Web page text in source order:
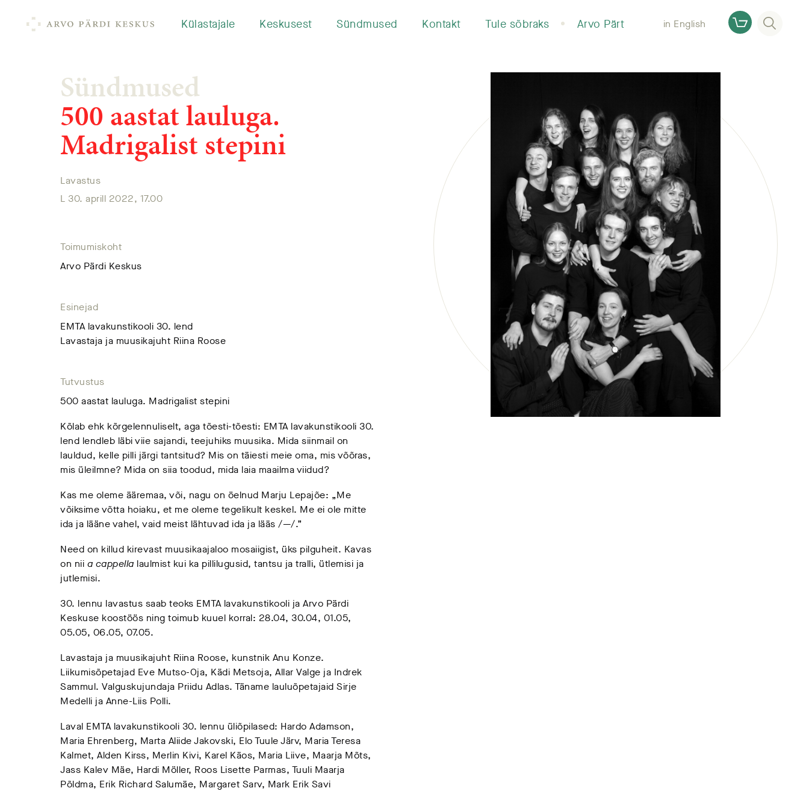
Külastajale Keskusest Sündmused Kontakt Tule sõbraks Arvo Pärt in English
Sündmused
500 aastat lauluga.
Madrigalist stepini
Lavastus
L 30. aprill 2022, 17.00
Toimumiskoht
Arvo Pärdi Keskus
Esinejad
EMTA lavakunstikooli 30. lend
Lavastaja ja muusikajuht Riina Roose
Tutvustus
500 aastat lauluga. Madrigalist stepini
Kõlab ehk kõrgelennuliselt, aga tõesti-tõesti: EMTA lavakunstikooli 30.
lend lendleb läbi viie sajandi, teejuhiks muusika. Mida siinmail on
lauldud, kelle pilli järgi tantsitud? Mis on täiesti meie oma, mis võõras,
mis üleilmne? Mida on siia toodud, mida laia maailma viidud?
Kas me oleme ääremaa, või, nagu on öelnud Marju Lepajõe: „Me
võiksime võtta hoiaku, et me oleme tegelikult keskel. Me ei ole mitte
ida ja lääne vahel, vaid meist lähtuvad ida ja lääs /—/.”
Need on killud kirevast muusikaajaloo mosaiigist, üks pilguheit. Kavas
on nii a cappella laulmist kui ka pillilugusid, tantsu ja tralli, ütlemisi ja
jutlemisi.
30. lennu lavastus saab teoks EMTA lavakunstikooli ja Arvo Pärdi
Keskuse koostöös ning toimub kuuel korral: 28.04, 30.04, 01.05,
05.05, 06.05, 07.05.
Lavastaja ja muusikajuht Riina Roose, kunstnik Anu Konze.
Liikumisõpetajad Eve Mutso-Oja, Kädi Metsoja, Allar Valge ja Indrek
Sammul. Valguskujundaja Priidu Adlas. Täname lauluõpetajaid Sirje
Medelli ja Anne-Liis Polli.
Laval EMTA lavakunstikooli 30. lennu üliõpilased: Hardo Adamson,
Maria Ehrenberg, Marta Aliide Jakovski, Elo Tuule Järv, Maria Teresa
Kalmet, Alden Kirss, Merlin Kivi, Karel Käos, Maria Liive, Maarja Mõts,
Jass Kalev Mäe, Hardi Möller, Roos Lisette Parmas, Tuuli Maarja
Põldma, Erik Richard Salumäe, Margaret Sarv, Mark Erik Savi